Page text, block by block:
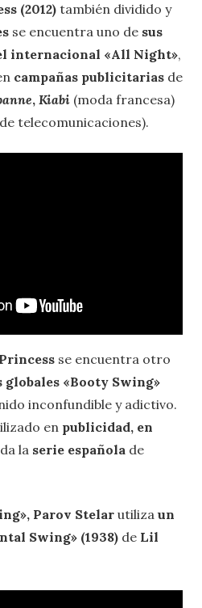
(2012) también dividido y
se encuentra uno de sus
internacional «All Night»,
campañas publicitarias de
, Kiabi (moda francesa)
telecomunicaciones).
se encuentra otro
globales «Booty Swing»
inconfundible y adictivo.
en publicidad, en
la serie española de
Parov Stelar utiliza un
Swing» (1938) de Lil